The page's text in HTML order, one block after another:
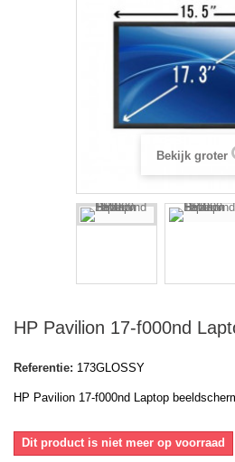
Bekijk groter
HP Pavilion 17-f000nd
Referentie: 173GLOSSY
HP Pavilion 17-f000nd Laptop
Dit product is niet meer op voorraad